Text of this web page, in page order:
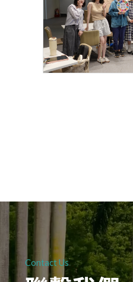
Contact Us